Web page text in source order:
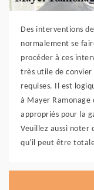
Des interventions
normalement se
procéder à ces
très utile de convier
requises. Il est
à Mayer Ramonage
appropriés pour la
Veuillez aussi noter
qu'il peut être